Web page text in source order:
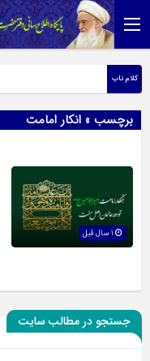
کلام ناب
برچسب » انکار امامت
جستجو در مطالب سایت